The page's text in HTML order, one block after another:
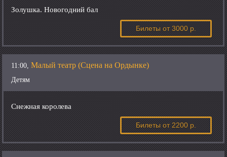
Золушка. Новогодний бал
Билеты от 3000 р.
11:00,Малый театр (Сцена на Ордынке)
Детям
Снежная королева
Билеты от 2200 р.